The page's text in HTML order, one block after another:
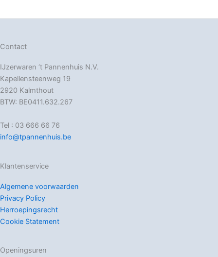
Contact
IJzerwaren ‘t Pannenhuis N.V.
Kapellensteenweg 19
2920 Kalmthout
BTW: BE0411.632.267
Tel : 03 666 66 76
info@tpannenhuis.be
Klantenservice
Algemene voorwaarden
Privacy Policy
Herroepingsrecht
Cookie Statement
Openingsuren